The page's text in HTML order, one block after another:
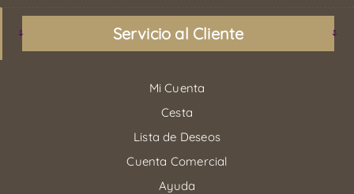
Servicio al Cliente
Mi Cuenta
Cesta
Lista de Deseos
Cuenta Comercial
Ayuda